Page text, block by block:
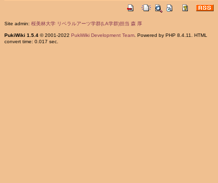
Site admin: 桜美林大学 リベラルアーツ学群(LA学群)担当 森 厚
PukiWiki 1.5.4© 2001-2022 PukiWiki Development Team. Powered by PHP 8.4.11. HTML
convert time: 0.017 sec.